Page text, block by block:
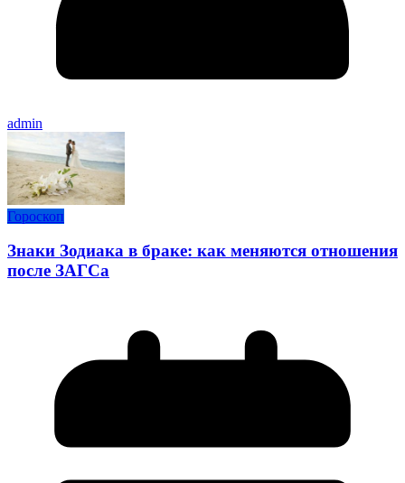
admin
Гороскоп
Знаки Зодиака в браке: как меняются отношения
после ЗАГСа